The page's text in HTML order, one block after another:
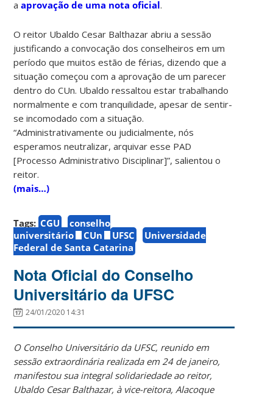
aaprovação de uma nota oficial.
O reitor Ubaldo Cesar Balthazar abriu a sessão
justificando a convocação dos conselheiros em um
período que muitos estão de férias, dizendo que a
situação começou com a aprovação de um parecer
dentro do CUn. Ubaldo ressaltou estar trabalhando
normalmente e com tranquilidade, apesar de sentir-
se incomodado com a situação.
“Administrativamente ou judicialmente, nós
esperamos neutralizar, arquivar esse PAD
[Processo Administrativo Disciplinar]”, salientou o
reitor.
(mais…)
Tags: CGU
conselho
universitário
CUn UFSC
Universidade
Federal de Santa Catarina
Nota Oficial do Conselho
Universitário da UFSC
24/01/2020 14:31
O Conselho Universitário da UFSC, reunido em
sessão extraordinária realizada em 24 de janeiro,
manifestou sua integral solidariedade ao reitor,
Ubaldo Cesar Balthazar, à vice-reitora, Alacoque